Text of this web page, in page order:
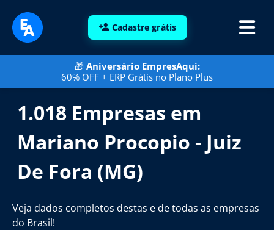
Cadastre grátis
🎁 Aniversário EmpresAqui:
60% OFF + ERP Grátis no Plano Plus
1.018 Empresas em
Mariano Procopio - Juiz
De Fora (MG)
Veja dados completos destas e de todas as empresas
do Brasil!